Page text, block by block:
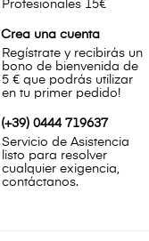
Profesionales 15€
Crea una cuenta
Regístrate y recibirás un
bono de bienvenida de
5 € que podrás utilizar
en tu primer pedido!
(+39) 0444 719637
Servicio de Asistencia
listo para resolver
cualquier exigencia,
contáctanos.